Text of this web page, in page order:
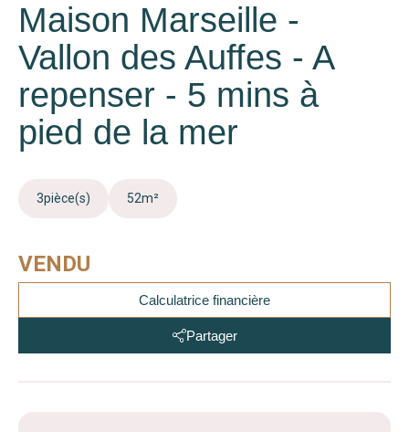
Maison Marseille -
Vallon des Auffes - A
repenser - 5 mins à
pied de la mer
3pièce(s) 52m²
VENDU
Calculatrice financière
Partager